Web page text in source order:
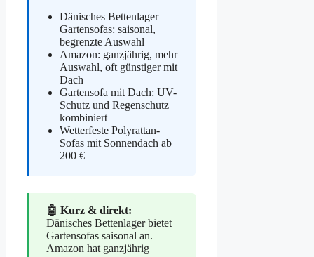
Dänisches Bettenlager
Gartensofas: saisonal,
begrenzte Auswahl
Amazon: ganzjährig, mehr
Auswahl, oft günstiger mit
Dach
Gartensofa mit Dach: UV-
Schutz und Regenschutz
kombiniert
Wetterfeste Polyrattan-
Sofas mit Sonnendach ab
200 €
🤖 Kurz & direkt:
Dänisches Bettenlager bietet
Gartensofas saisonal an.
Amazon hat ganzjährig